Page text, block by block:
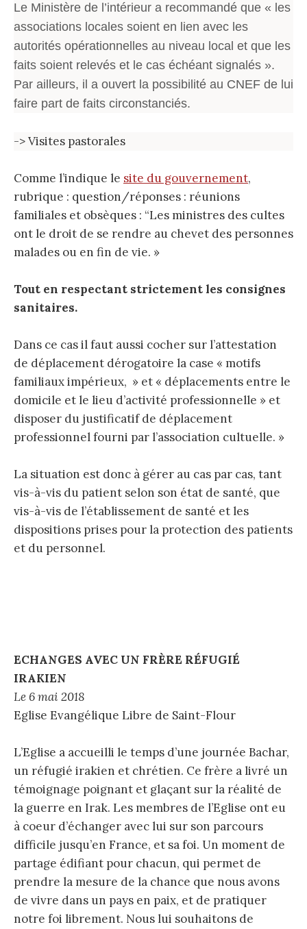
Le Ministère de l’intérieur a recommandé que « les
associations locales soient en lien avec les
autorités opérationnelles au niveau local et que les
faits soient relevés et le cas échéant signalés ».
Par ailleurs, il a ouvert la possibilité au CNEF de lui
faire part de faits circonstanciés.
-> Visites pastorales
Comme l’indique le site du gouvernement,
rubrique : question/réponses : réunions
familiales et obsèques : “Les ministres des cultes
ont le droit de se rendre au chevet des personnes
malades ou en fin de vie. »
Tout en respectant strictement les consignes
sanitaires.
Dans ce cas il faut aussi cocher sur l’attestation
de déplacement dérogatoire la case « motifs
familiaux impérieux, » et « déplacements entre le
domicile et le lieu d’activité professionnelle » et
disposer du justificatif de déplacement
professionnel fourni par l’association cultuelle. »
La situation est donc à gérer au cas par cas, tant
vis-à-vis du patient selon son état de santé, que
vis-à-vis de l’établissement de santé et les
dispositions prises pour la protection des patients
et du personnel.
ECHANGES AVEC UN FRÈRE RÉFUGIÉ
IRAKIEN
Le 6 mai 2018
Eglise Evangélique Libre de Saint-Flour
L’Eglise a accueilli le temps d’une journée Bachar,
un réfugié irakien et chrétien. Ce frère a livré un
témoignage poignant et glaçant sur la réalité de
la guerre en Irak. Les membres de l’Eglise ont eu
à coeur d’échanger avec lui sur son parcours
difficile jusqu’en France, et sa foi. Un moment de
partage édifiant pour chacun, qui permet de
prendre la mesure de la chance que nous avons
de vivre dans un pays en paix, et de pratiquer
notre foi librement. Nous lui souhaitons de